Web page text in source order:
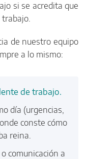
si se acredita que
de nuestro equipo
a lo mismo:
de trabajo.
día (urgencias,
conste cómo
reina.
comunicación a